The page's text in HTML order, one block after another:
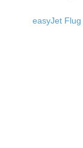
easyJet Flug